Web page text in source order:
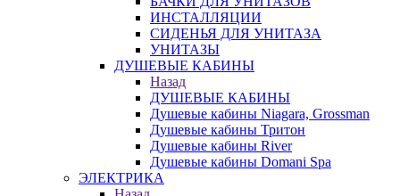
ИНСТАЛЛЯЦИИ
СИДЕНЬЯ ДЛЯ УНИТАЗА
УНИТАЗЫ
ДУШЕВЫЕ КАБИНЫ
Назад
ДУШЕВЫЕ КАБИНЫ
Душевые кабины Niagara, Grossman
Душевые кабины Тритон
Душевые кабины River
Душевые кабины Domani Spa
ЭЛЕКТРИКА